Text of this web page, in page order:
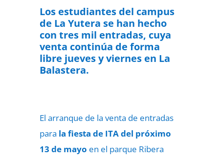
Los estudiantes del campus
de La Yutera se han hecho
con tres mil entradas, cuya
venta continúa de forma
libre jueves y viernes en La
Balastera.
El arranque de la venta de entradas
para la fiesta de ITA del próximo
13 de mayo en el parque Ribera